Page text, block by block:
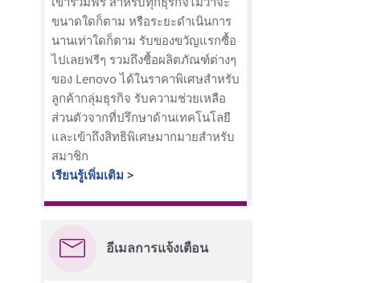
ขนาดใดก็ตาม หรือระยะดำเนินการ
นานเท่าใดก็ตาม รับของขวัญแรกซื้อ
ไปเลยฟรีๆ รวมถึงซื้อผลิตภัณฑ์ต่างๆ
ของ Lenovo ได้ในราคาพิเศษสำหรับ
ลูกค้ากลุ่มธุรกิจ รับความช่วยเหลือ
ส่วนตัวจากที่ปรึกษาด้านเทคโนโลยี
และเข้าถึงสิทธิพิเศษมากมายสำหรับ
สมาชิก
เรียนรู้เพิ่มเติม >
อีเมลการแจ้งเตือน